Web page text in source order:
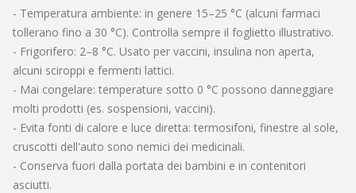
- Temperatura ambiente: in genere 15–25 °C (alcuni farmaci
tollerano fino a 30 °C). Controlla sempre il foglietto illustrativo.
- Frigorifero: 2–8 °C. Usato per vaccini, insulina non aperta,
alcuni sciroppi e fermenti lattici.
- Mai congelare: temperature sotto 0 °C possono danneggiare
molti prodotti (es. sospensioni, vaccini).
- Evita fonti di calore e luce diretta: termosifoni, finestre al sole,
cruscotti dell'auto sono nemici dei medicinali.
- Conserva fuori dalla portata dei bambini e in contenitori
asciutti.